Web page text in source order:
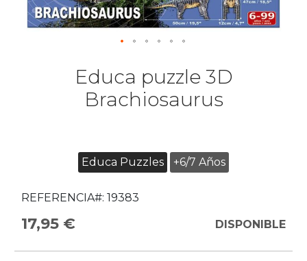
Educa puzzle 3D
Brachiosaurus
Educa Puzzles +6/7 Años
REFERENCIA#: 19383
17,95 € DISPONIBLE